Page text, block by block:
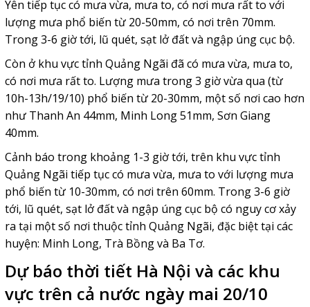
Yên tiếp tục có mưa vừa, mưa to, có nơi mưa rất to với
lượng mưa phổ biến từ 20-50mm, có nơi trên 70mm.
Trong 3-6 giờ tới, lũ quét, sạt lở đất và ngập úng cục bộ.
Còn ở khu vực tỉnh Quảng Ngãi đã có mưa vừa, mưa to,
có nơi mưa rất to. Lượng mưa trong 3 giờ vừa qua (từ
10h-13h/19/10) phổ biến từ 20-30mm, một số nơi cao hơn
như Thanh An 44mm, Minh Long 51mm, Sơn Giang
40mm.
Cảnh báo trong khoảng 1-3 giờ tới, trên khu vực tỉnh
Quảng Ngãi tiếp tục có mưa vừa, mưa to với lượng mưa
phổ biến từ 10-30mm, có nơi trên 60mm. Trong 3-6 giờ
tới, lũ quét, sạt lở đất và ngập úng cục bộ có nguy cơ xảy
ra tại một số nơi thuộc tỉnh Quảng Ngãi, đặc biệt tại các
huyện: Minh Long, Trà Bồng và Ba Tơ.
Dự báo thời tiết Hà Nội và các khu
vực trên cả nước ngày mai 20/10